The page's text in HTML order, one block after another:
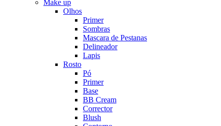
Make up
Olhos
Primer
Sombras
Mascara de Pestanas
Delineador
Lapis
Rosto
Pó
Primer
Base
BB Cream
Corrector
Blush